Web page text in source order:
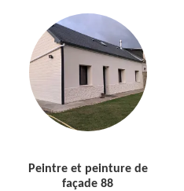
Peintre et peinture de
façade 88